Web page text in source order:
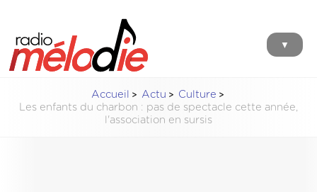
▼
Accueil Actu
Culture
Les enfants du charbon : pas de spectacle cette année,
l'association en sursis